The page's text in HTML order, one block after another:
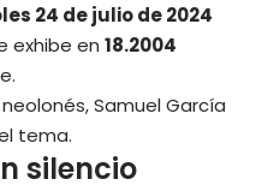
24 de julio de 2024
exhibe en 18.2004
Samuel García
tema.
silencio